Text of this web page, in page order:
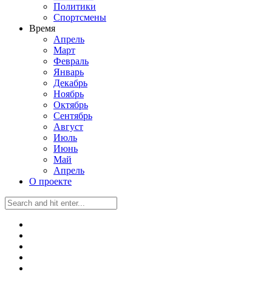
Политики
Спортсмены
Время
Апрель
Март
Февраль
Январь
Декабрь
Ноябрь
Октябрь
Сентябрь
Август
Июль
Июнь
Май
Апрель
О проекте